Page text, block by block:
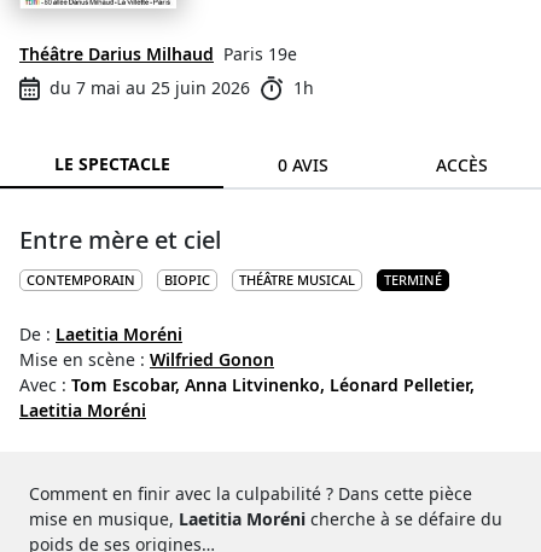
Théâtre Darius Milhaud Paris 19e
du 7 mai au 25 juin 2026
1h
LE SPECTACLE 0 AVIS ACCÈS
Entre mère et ciel
CONTEMPORAIN BIOPIC THÉÂTRE MUSICAL TERMINÉ
De : Laetitia Moréni
Mise en scène : Wilfried Gonon
Avec : Tom Escobar, Anna Litvinenko, Léonard Pelletier,
Laetitia Moréni
Comment en finir avec la culpabilité ? Dans cette pièce
mise en musique, Laetitia Moréni cherche à se défaire du
poids de ses origines…